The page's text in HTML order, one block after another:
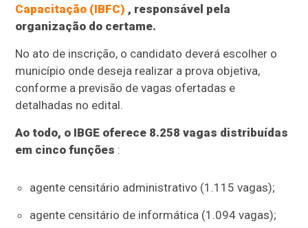
Capacitação (IBFC) , responsável pela
organização do certame.
No ato de inscrição, o candidato deverá escolher o
município onde deseja realizar a prova objetiva,
conforme a previsão de vagas ofertadas e
detalhadas no edital.
Ao todo, o IBGE oferece 8.258 vagas distribuídas
em cinco funções :
agente censitário administrativo (1.115 vagas);
agente censitário de informática (1.094 vagas);